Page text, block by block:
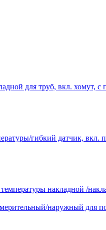
для труб, вкл. хомут,
гибкий датчик,
накладной /
наружный